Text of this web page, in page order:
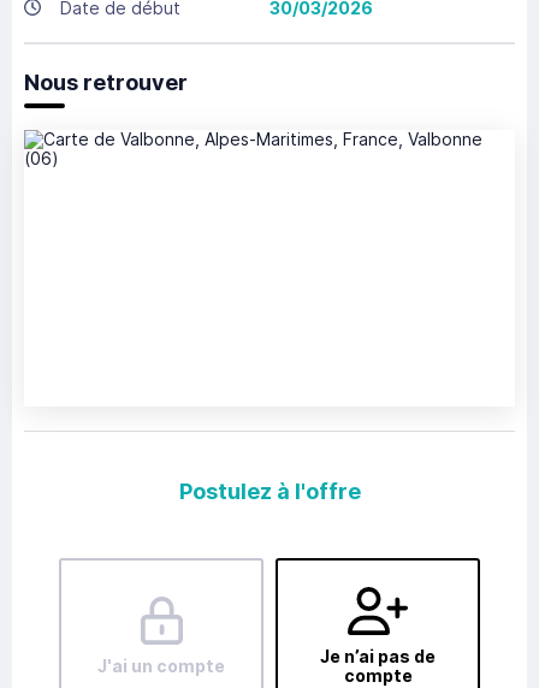
Date de début 30/03/2026
Nous retrouver
Postulez à l'offre
J'ai un compte
Je n’ai pas de
compte